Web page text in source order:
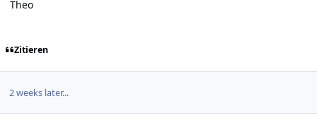
Theo
Zitieren
2 weeks later...